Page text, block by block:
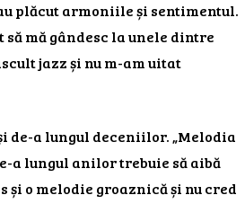
plăcut armoniile și sentimentul.
să mă gândesc la unele dintre
jazz și nu m-am uitat
de-a lungul deceniilor. „Melodia
a lungul anilor trebuie să aibă
și o melodie groaznică și nu cred